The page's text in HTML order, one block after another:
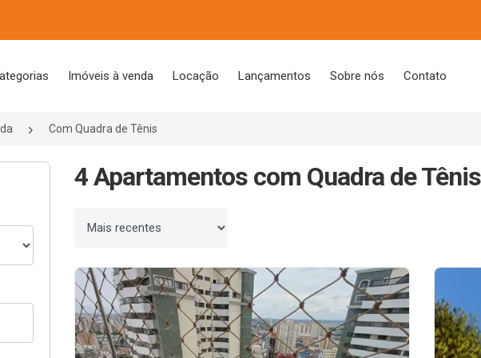
Imóveis à venda Locação Lançamentos Sobre nós Contato
Com Quadra de Tênis
4 Apartamentos com Quadra de
Ordenar por